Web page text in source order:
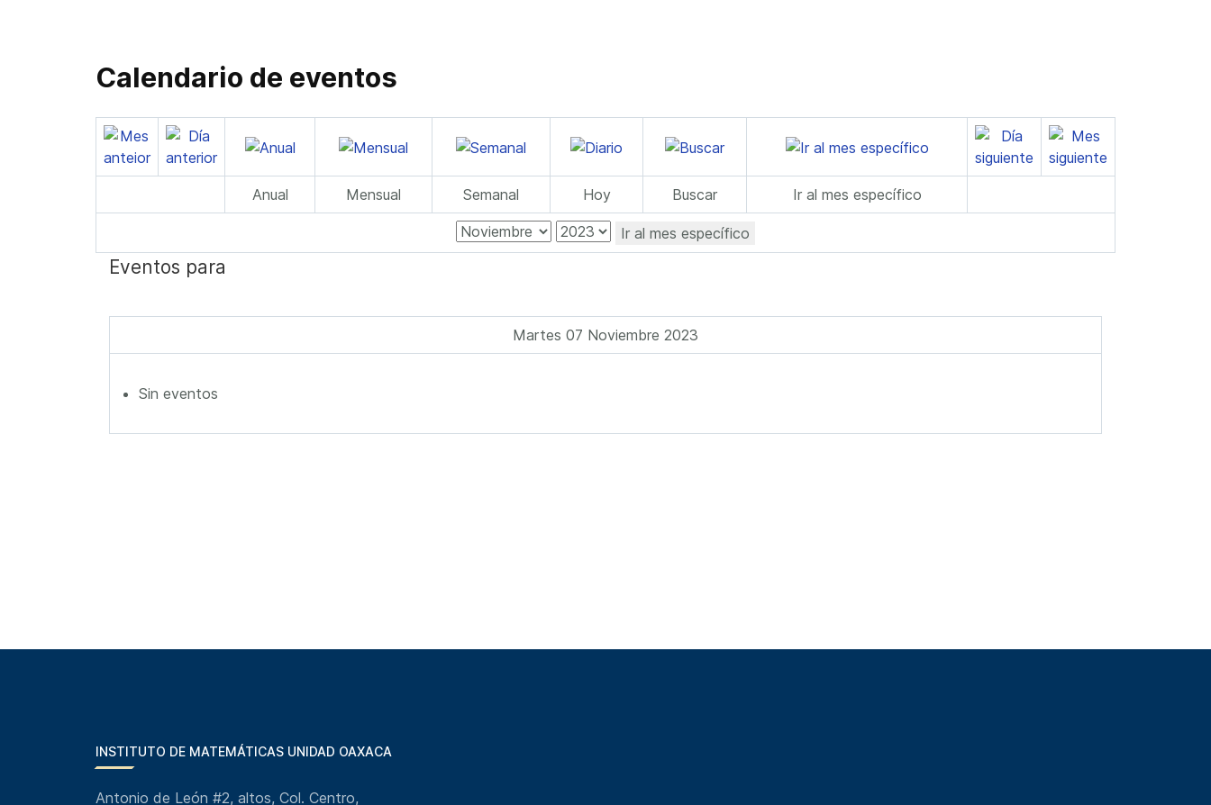
Calendario de eventos
Anual Mensual Semanal Hoy Buscar Ir al mes específico
Ir al mes específico
Eventos para
Martes 07 Noviembre 2023
Sin eventos
INSTITUTO DE MATEMÁTICAS UNIDAD OAXACA
Antonio de León #2, altos, Col. Centro,